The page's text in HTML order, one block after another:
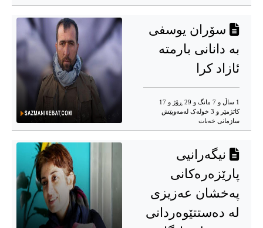
سۆران یوسفی
بە دانانی بارمتە
ئازاد كرا
1 ساڵ و 7 مانگ و 29 ڕۆژ و 17
کاتژمێر و 3 خوله‌ک له‌مه‌وپێش‌
سازمانی خەبات
نیگەرانیی
پارێزەرەکانی
پەخشان عەزیزی
لە دەستتێوەردانی